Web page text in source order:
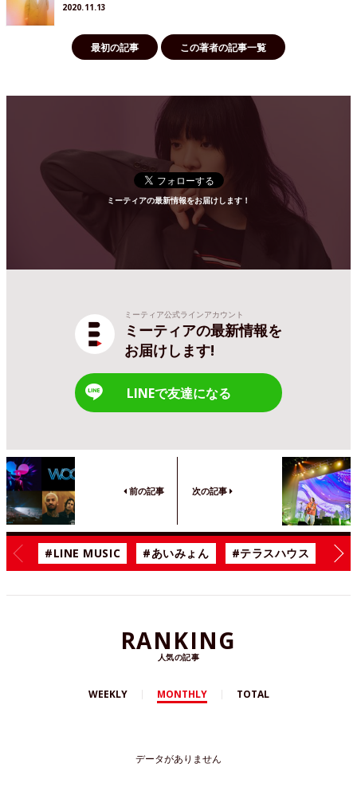
2020.11.13
最初の記事 この著者の記事一覧
ミーティアの最新情報をお届けします！
ミーティア公式ラインアカウント
ミーティアの最新情報を
お届けします!
LINEで友達になる
前の記事 次の記事
#LINE MUSIC #あいみょん #テラスハウス #
RANKING
人気の記事
WEEKLY MONTHLY TOTAL
データがありません